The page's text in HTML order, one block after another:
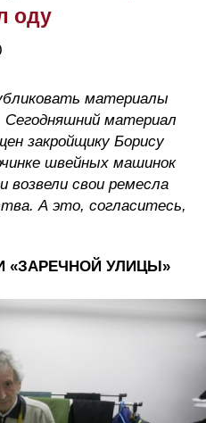
оду
материалы
Сегодняшний материал
закройщику Борису
швейных машинок
возвели свои ремесла
А это, согласитесь,
УЛИЦЫ»